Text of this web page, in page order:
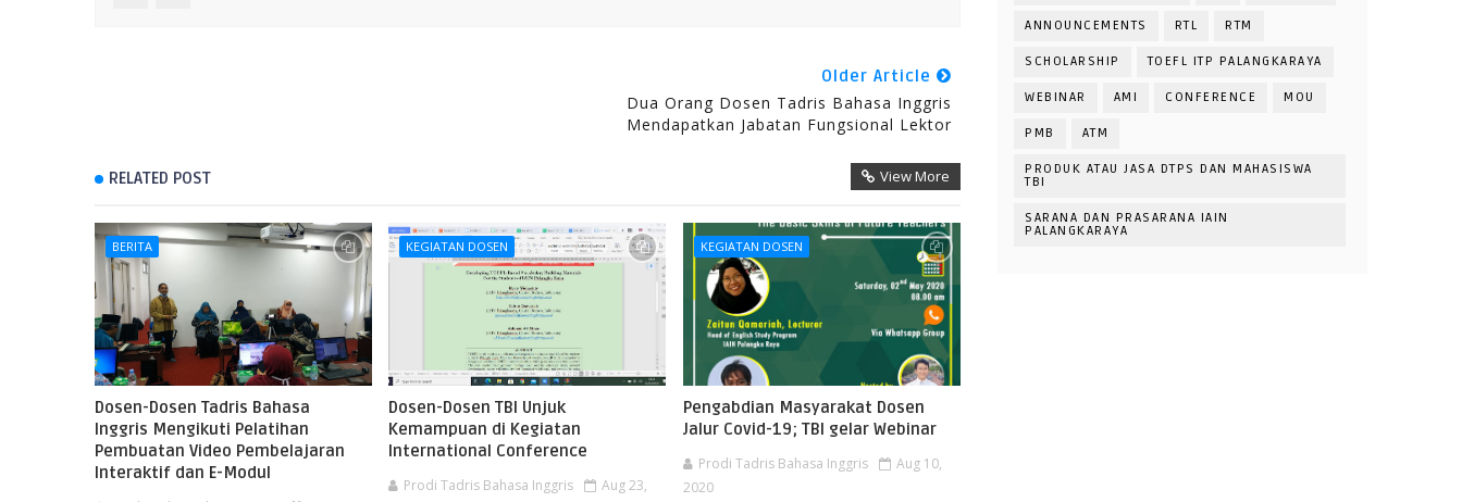
Older Article
Dua Orang Dosen Tadris Bahasa Inggris
Mendapatkan Jabatan Fungsional Lektor
RELATED POST View More
BERITA
Dosen-Dosen Tadris Bahasa
Inggris Mengikuti Pelatihan
Pembuatan Video Pembelajaran
Interaktif dan E-Modul
KEGIATAN DOSEN
Dosen-Dosen TBI Unjuk
Kemampuan di Kegiatan
International Conference
Prodi Tadris Bahasa Inggris
Aug 23,
KEGIATAN DOSEN
Pengabdian Masyarakat Dosen
Jalur Covid-19; TBI gelar Webinar
Prodi Tadris Bahasa Inggris
Aug 10,
2020
ANNOUNCEMENTS RTL RTM
SCHOLARSHIP TOEFL ITP PALANGKARAYA
WEBINAR AMI CONFERENCE MOU
PMB ATM
PRODUK ATAU JASA DTPS DAN MAHASISWA
TBI
SARANA DAN PRASARANA IAIN
PALANGKARAYA